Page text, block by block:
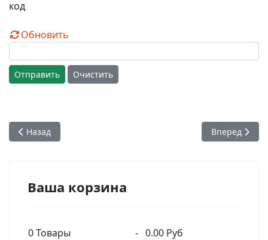
Обновить
Отправить Очистить
Предыдущий: К океану. Очень красивый вдохновляющий
Назад Следующий:
Вперед
Ваша корзина
0Товары - 0.00 Руб